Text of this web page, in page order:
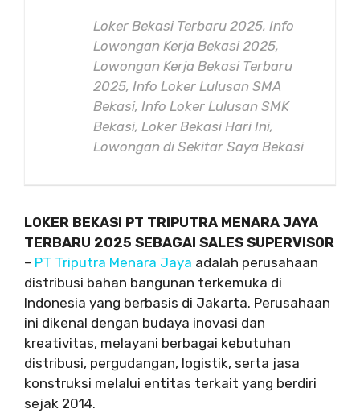
Loker Bekasi Terbaru 2025, Info
Lowongan Kerja Bekasi 2025,
Lowongan Kerja Bekasi Terbaru
2025, Info Loker Lulusan SMA
Bekasi, Info Loker Lulusan SMK
Bekasi, Loker Bekasi Hari Ini,
Lowongan di Sekitar Saya Bekasi
LOKER BEKASI PT TRIPUTRA MENARA JAYA
TERBARU 2025 SEBAGAI SALES SUPERVISOR
– PT Triputra Menara Jaya adalah perusahaan
distribusi bahan bangunan terkemuka di
Indonesia yang berbasis di Jakarta. Perusahaan
ini dikenal dengan budaya inovasi dan
kreativitas, melayani berbagai kebutuhan
distribusi, pergudangan, logistik, serta jasa
konstruksi melalui entitas terkait yang berdiri
sejak 2014.